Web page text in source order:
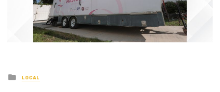
Posted
in
LOCAL